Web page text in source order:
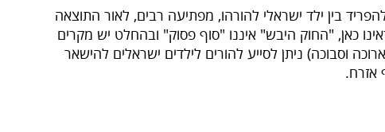
בין ילד ישראלי להורהו, מפתיעה רבים, לאור התוצאה
כאן, "החוק היבש" איננו "סוף פסוק" ובהחלט יש מקרים
וסבוכה) ניתן לסייע להורים לילדים ישראלים להישאר
אזרח.